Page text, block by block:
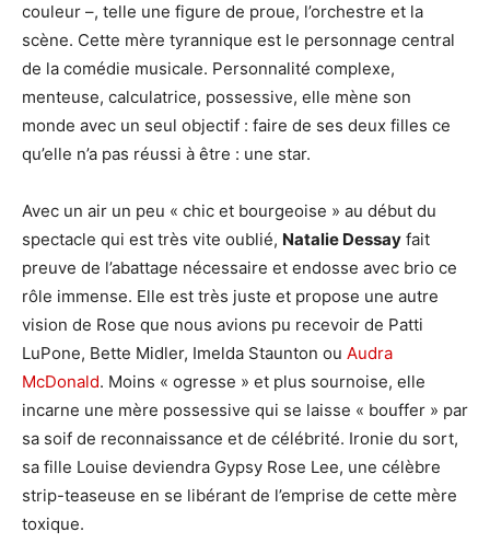
couleur –, telle une figure de proue, l’orchestre et la
scène. Cette mère tyrannique est le personnage central
de la comédie musicale. Personnalité complexe,
menteuse, calculatrice, possessive, elle mène son
monde avec un seul objectif : faire de ses deux filles ce
qu’elle n’a pas réussi à être : une star.
Avec un air un peu « chic et bourgeoise » au début du
spectacle qui est très vite oublié, Natalie Dessay fait
preuve de l’abattage nécessaire et endosse avec brio ce
rôle immense. Elle est très juste et propose une autre
vision de Rose que nous avions pu recevoir de Patti
LuPone, Bette Midler, Imelda Staunton ou Audra
McDonald. Moins « ogresse » et plus sournoise, elle
incarne une mère possessive qui se laisse « bouffer » par
sa soif de reconnaissance et de célébrité. Ironie du sort,
sa fille Louise deviendra Gypsy Rose Lee, une célèbre
strip-teaseuse en se libérant de l’emprise de cette mère
toxique.